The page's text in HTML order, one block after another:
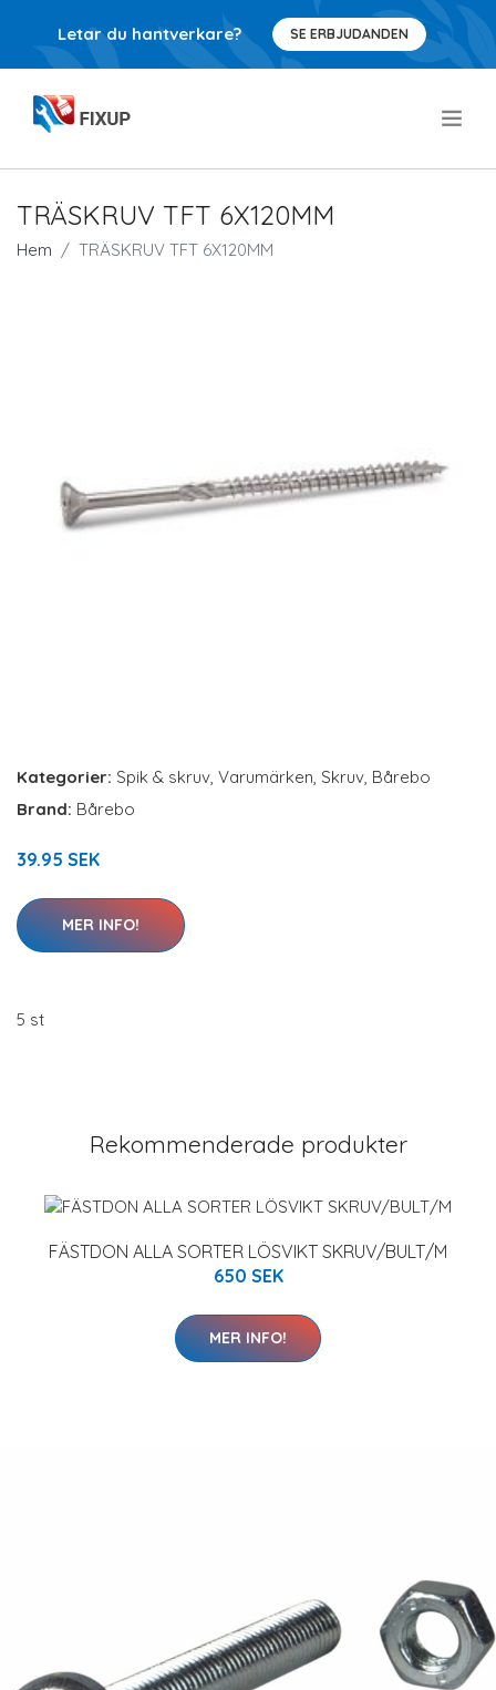
Letar du hantverkare? SE ERBJUDANDEN
TRÄSKRUV TFT 6X120MM
Hem TRÄSKRUV TFT 6X120MM
Kategorier: Spik & skruv, Varumärken, Skruv, Bårebo
Brand: Bårebo
39.95 SEK
MER INFO!
5 st
Rekommenderade produkter
FÄSTDON ALLA SORTER LÖSVIKT SKRUV/BULT/M
650 SEK
MER INFO!